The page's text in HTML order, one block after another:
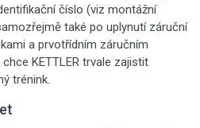
číslo (viz montážní
také po uplynutí záruční
a prvotřídním záručním
KETTLER trvale zajistit
trénink.